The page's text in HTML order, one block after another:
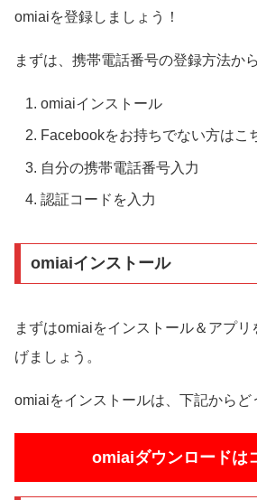
omiaiを登録しましょう！
まずは、携帯電話番号の登録方法か
omiaiインストール
Facebookをお持ちでない方はこ
自分の携帯電話番号入力
認証コードを入力
omiaiインストール
まずはomiaiをインストール＆アプリ
げましょう。
omiaiをインストールは、下記からど
omiaiダウンロードは